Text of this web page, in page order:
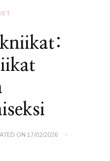
ON 17/02/2026